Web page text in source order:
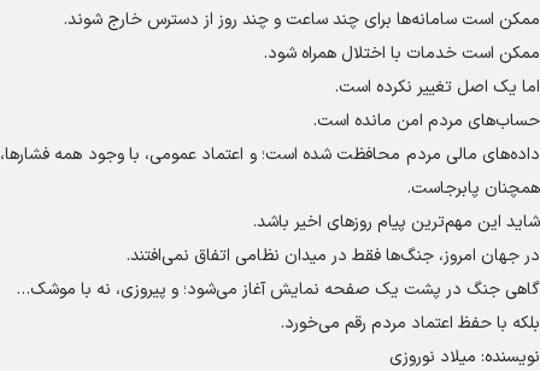
ممکن است سامانه‌ها برای چند ساعت و چند روز از دسترس خارج شوند.
ممکن است خدمات با اختلال همراه شود.
اما یک اصل تغییر نکرده است.
حساب‌های مردم امن مانده است.
داده‌های مالی مردم محافظت شده است؛ و اعتماد عمومی، با وجود همه فشارها،
همچنان پابرجاست.
شاید این مهم‌ترین پیام روز‌های اخیر باشد.
در جهان امروز، جنگ‌ها فقط در میدان نظامی اتفاق نمی‌افتند.
گاهی جنگ در پشت یک صفحه نمایش آغاز می‌شود؛ و پیروزی، نه با موشک…
بلکه با حفظ اعتماد مردم رقم می‌خورد.
نویسنده: میلاد نوروزی